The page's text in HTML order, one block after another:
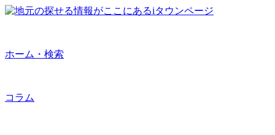
ホーム・検索
コラム